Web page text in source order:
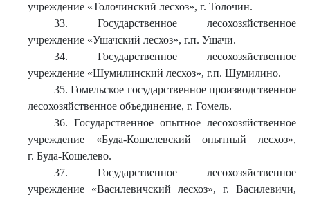
учреждение «Толочинский лесхоз», г. Толочин.
33. Государственное лесохозяйственное
учреждение «Ушачский лесхоз», г.п. Ушачи.
34. Государственное лесохозяйственное
учреждение «Шумилинский лесхоз», г.п. Шумилино.
35. Гомельское государственное производственное
лесохозяйственное объединение, г. Гомель.
36. Государственное опытное лесохозяйственное
учреждение «Буда-Кошелевский опытный лесхоз»,
г. Буда-Кошелево.
37. Государственное лесохозяйственное
учреждение «Василевичский лесхоз», г. Василевичи,